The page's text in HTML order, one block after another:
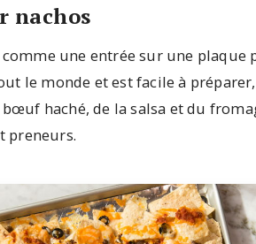
nachos
comme une entrée sur une
le monde et est facile à
haché, de la salsa et du
preneurs.